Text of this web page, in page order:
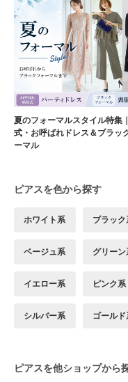
夏のフォーマルスタイル特集
式・お呼ばれドレス＆ブラッ
ーマル
ピアスを色から探す
ホワイト系 ブラック
ベージュ系 グリーン
イエロー系 ピンク系
シルバー系 ゴールド
ピアスを他ショップから